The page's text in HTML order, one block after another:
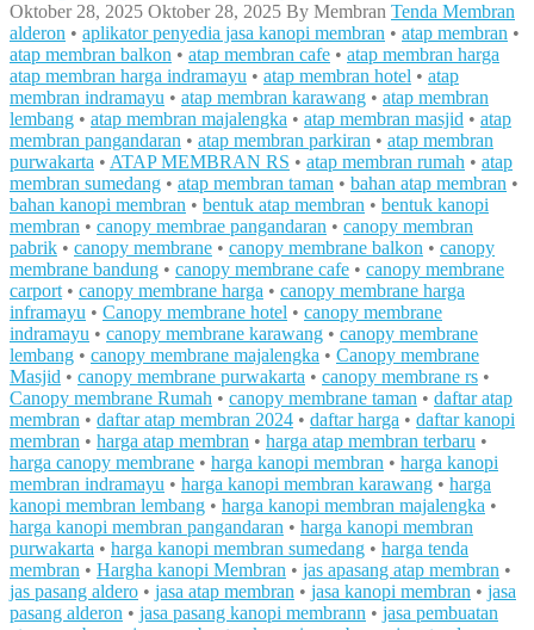
Oktober 28, 2025 Oktober 28, 2025 By Membran Tenda Membran
alderon • aplikator penyedia jasa kanopi membran • atap membran •
atap membran balkon • atap membran cafe • atap membran harga
atap membran harga indramayu • atap membran hotel • atap
membran indramayu • atap membran karawang • atap membran
lembang • atap membran majalengka • atap membran masjid • atap
membran pangandaran • atap membran parkiran • atap membran
purwakarta • ATAP MEMBRAN RS • atap membran rumah • atap
membran sumedang • atap membran taman • bahan atap membran •
bahan kanopi membran • bentuk atap membran • bentuk kanopi
membran • canopy membrae pangandaran • canopy membran
pabrik • canopy membrane • canopy membrane balkon • canopy
membrane bandung • canopy membrane cafe • canopy membrane
carport • canopy membrane harga • canopy membrane harga
inframayu • Canopy membrane hotel • canopy membrane
indramayu • canopy membrane karawang • canopy membrane
lembang • canopy membrane majalengka • Canopy membrane
Masjid • canopy membrane purwakarta • canopy membrane rs •
Canopy membrane Rumah • canopy membrane taman • daftar atap
membran • daftar atap membran 2024 • daftar harga • daftar kanopi
membran • harga atap membran • harga atap membran terbaru •
harga canopy membrane • harga kanopi membran • harga kanopi
membran indramayu • harga kanopi membran karawang • harga
kanopi membran lembang • harga kanopi membran majalengka •
harga kanopi membran pangandaran • harga kanopi membran
purwakarta • harga kanopi membran sumedang • harga tenda
membran • Hargha kanopi Membran • jas apasang atap membran •
jas pasang aldero • jasa atap membran • jasa kanopi membran • jasa
pasang alderon • jasa pasang kanopi membrann • jasa pembuatan